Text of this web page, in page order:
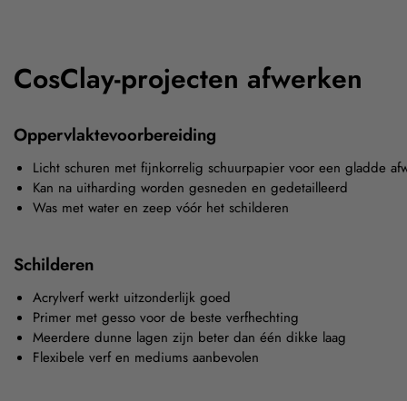
CosClay-projecten afwerken
Oppervlaktevoorbereiding
Licht schuren met fijnkorrelig schuurpapier voor een gladde
Kan na uitharding worden gesneden en gedetailleerd
Was met water en zeep vóór het schilderen
Schilderen
Acrylverf werkt uitzonderlijk goed
Primer met gesso voor de beste verfhechting
Meerdere dunne lagen zijn beter dan één dikke laag
Flexibele verf en mediums aanbevolen